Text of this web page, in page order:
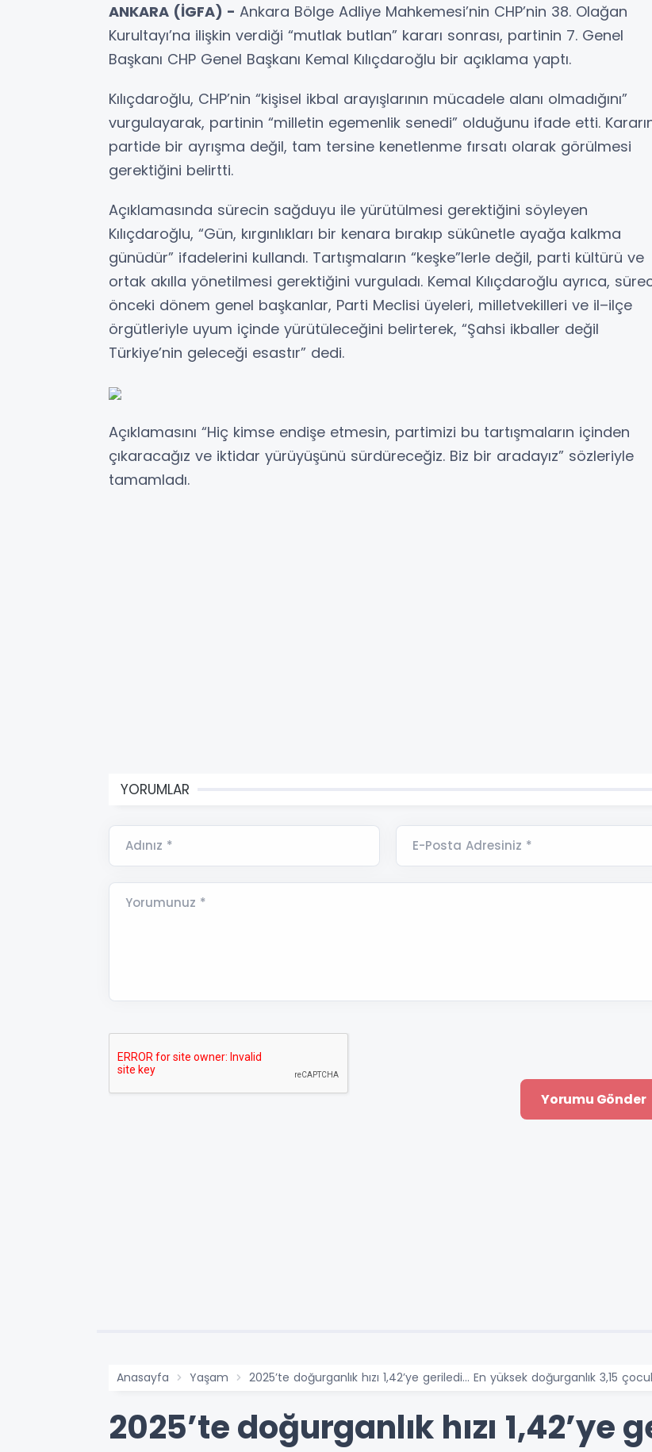
ANKARA (İGFA) - Ankara Bölge Adliye Mahkemesi’nin CHP’nin 38. Olağan
Kurultayı’na ilişkin verdiği “mutlak butlan” kararı sonrası, partinin 7. Genel
Başkanı CHP Genel Başkanı Kemal Kılıçdaroğlu bir açıklama yaptı.
Kılıçdaroğlu, CHP’nin “kişisel ikbal arayışlarının mücadele alanı olmadığını”
vurgulayarak, partinin “milletin egemenlik senedi” olduğunu ifade etti.
partide bir ayrışma değil, tam tersine kenetlenme fırsatı olarak görülmesi
gerektiğini belirtti.
Açıklamasında sürecin sağduyu ile yürütülmesi gerektiğini söyleyen
Kılıçdaroğlu, “Gün, kırgınlıkları bir kenara bırakıp sükûnetle ayağa kalkma
günüdür” ifadelerini kullandı. Tartışmaların “keşke”lerle değil, parti kültürü ve
ortak akılla yönetilmesi gerektiğini vurguladı. Kemal Kılıçdaroğlu ayrıca,
önceki dönem genel başkanlar, Parti Meclisi üyeleri, milletvekilleri ve il–ilçe
örgütleriyle uyum içinde yürütüleceğini belirterek, “Şahsi ikballer değil
Türkiye’nin geleceği esastır” dedi.
Açıklamasını “Hiç kimse endişe etmesin, partimizi bu tartışmaların içinden
çıkaracağız ve iktidar yürüyüşünü sürdüreceğiz. Biz bir aradayız” sözleriyle
tamamladı.
YORUMLAR
Adınız * E-Posta Adresiniz *
Yorumunuz *
Anasayfa Yaşam 2025’te doğurganlık hızı 1,42’ye geriledi... En yüksek doğurganlık 3,15
2025’te doğurganlık hızı 1,42’ye